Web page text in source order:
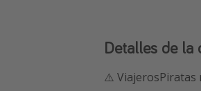
Detalles de la
⚠️ ViajerosPiratas